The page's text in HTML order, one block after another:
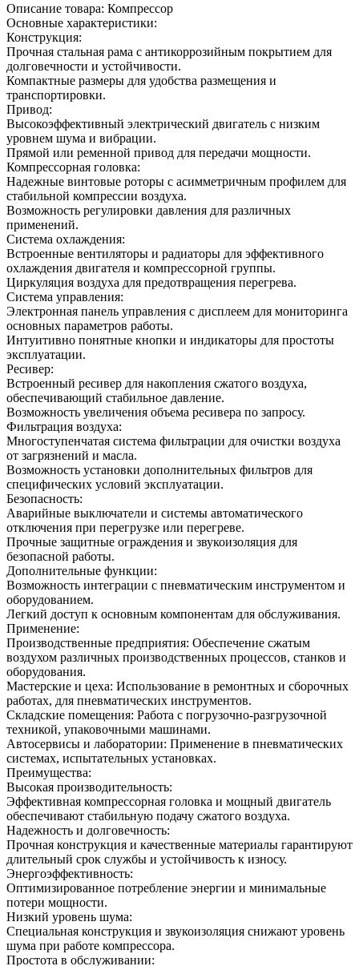
Описание товара: Компрессор
Основные характеристики:
Конструкция:
Прочная стальная рама с антикоррозийным покрытием для
долговечности и устойчивости.
Компактные размеры для удобства размещения и
транспортировки.
Привод:
Высокоэффективный электрический двигатель с низким
уровнем шума и вибрации.
Прямой или ременной привод для передачи мощности.
Компрессорная головка:
Надежные винтовые роторы с асимметричным профилем для
стабильной компрессии воздуха.
Возможность регулировки давления для различных
применений.
Система охлаждения:
Встроенные вентиляторы и радиаторы для эффективного
охлаждения двигателя и компрессорной группы.
Циркуляция воздуха для предотвращения перегрева.
Система управления:
Электронная панель управления с дисплеем для мониторинга
основных параметров работы.
Интуитивно понятные кнопки и индикаторы для простоты
эксплуатации.
Ресивер:
Встроенный ресивер для накопления сжатого воздуха,
обеспечивающий стабильное давление.
Возможность увеличения объема ресивера по запросу.
Фильтрация воздуха:
Многоступенчатая система фильтрации для очистки воздуха
от загрязнений и масла.
Возможность установки дополнительных фильтров для
специфических условий эксплуатации.
Безопасность:
Аварийные выключатели и системы автоматического
отключения при перегрузке или перегреве.
Прочные защитные ограждения и звукоизоляция для
безопасной работы.
Дополнительные функции:
Возможность интеграции с пневматическим инструментом и
оборудованием.
Легкий доступ к основным компонентам для обслуживания.
Применение:
Производственные предприятия: Обеспечение сжатым
воздухом различных производственных процессов, станков и
оборудования.
Мастерские и цеха: Использование в ремонтных и сборочных
работах, для пневматических инструментов.
Складские помещения: Работа с погрузочно-разгрузочной
техникой, упаковочными машинами.
Автосервисы и лаборатории: Применение в пневматических
системах, испытательных установках.
Преимущества:
Высокая производительность:
Эффективная компрессорная головка и мощный двигатель
обеспечивают стабильную подачу сжатого воздуха.
Надежность и долговечность:
Прочная конструкция и качественные материалы гарантируют
длительный срок службы и устойчивость к износу.
Энергоэффективность:
Оптимизированное потребление энергии и минимальные
потери мощности.
Низкий уровень шума:
Специальная конструкция и звукоизоляция снижают уровень
шума при работе компрессора.
Простота в обслуживании: